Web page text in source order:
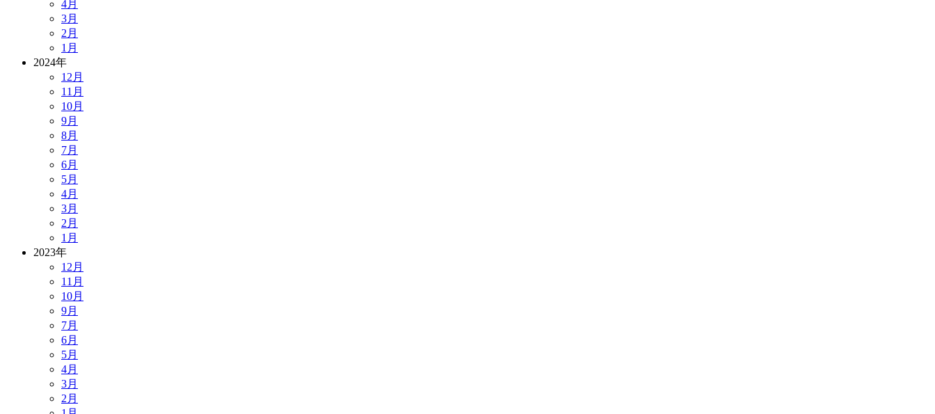
4月
3月
2月
1月
2024年
12月
11月
10月
9月
8月
7月
6月
5月
4月
3月
2月
1月
2023年
12月
11月
10月
9月
7月
6月
5月
4月
3月
2月